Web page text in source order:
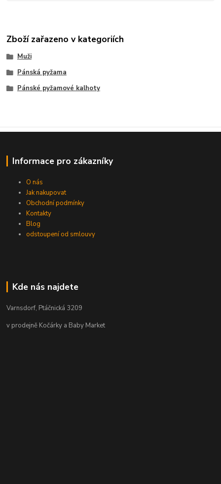
Zboží zařazeno v kategoriích
Muži
Pánská pyžama
Pánské pyžamové kalhoty
Informace pro zákazníky
O nás
Jak nakupovat
Obchodní podmínky
Kontakty
Blog
odstoupení od smlouvy
Kde nás najdete
Varnsdorf, Ptáčnická 3209
v prodejně Kočárky a Baby Market